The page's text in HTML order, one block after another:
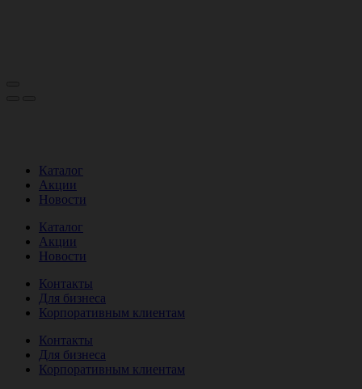
Каталог
Акции
Новости
Каталог
Акции
Новости
Контакты
Для бизнеса
Корпоративным клиентам
Контакты
Для бизнеса
Корпоративным клиентам